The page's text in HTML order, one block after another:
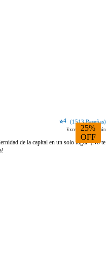
25%
OFF
⭐4 (1513 Reseñas)
Excelente ubicación
de la capital en un solo lugar. ¡No te